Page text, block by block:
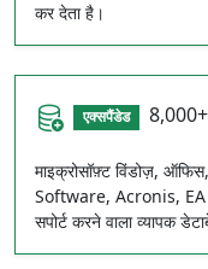
कर देता है।
एक्सपैंडेड
माइक्रोसॉफ़्ट विंडोज़,
Software, Acronis, EA
सपोर्ट करने वाला व्यापक